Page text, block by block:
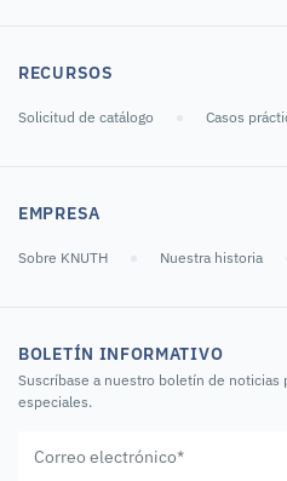
RECURSOS
Solicitud de catálogo Casos
EMPRESA
Sobre KNUTH Nuestra historia
BOLETÍN INFORMATIVO
Suscríbase a nuestro boletín de noticias
especiales.